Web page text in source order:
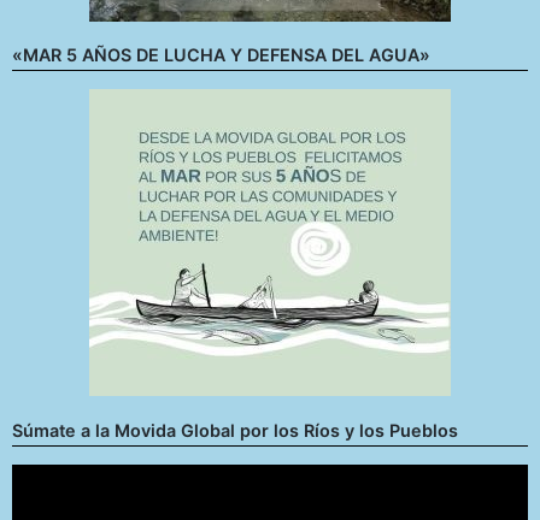
«MAR 5 AÑOS DE LUCHA Y DEFENSA DEL AGUA»
Súmate a la Movida Global por los Ríos y los Pueblos